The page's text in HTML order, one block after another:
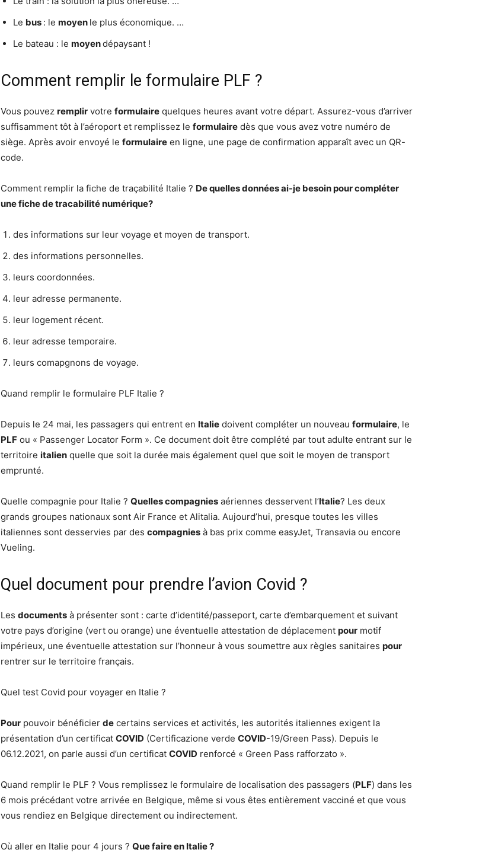
Le bus : le moyen le plus économique. …
Le bateau : le moyendépaysant !
Comment remplir le formulaire PLF ?
Vous pouvez remplir votre formulaire quelques heures avant votre départ. Assurez-vous d’arriver
suffisamment tôt à l’aéroport et remplissez le formulaire dès que vous avez votre numéro de
siège. Après avoir envoyé le formulaire en ligne, une page de confirmation apparaît avec un QR-
code.
Comment remplir la fiche de traçabilité Italie ? De quelles données ai-je besoin pour compléter
unefiche de tracabiliténumérique?
des informations sur leur voyage et moyen de transport.
des informations personnelles.
leurs coordonnées.
leur adresse permanente.
leur logement récent.
leur adresse temporaire.
leurs comapgnons de voyage.
Quand remplir le formulaire PLF Italie ?
Depuis le 24 mai, les passagers qui entrent en Italie doivent compléter un nouveau formulaire, le
PLF ou « Passenger Locator Form ». Ce document doit être complété par tout adulte entrant sur le
territoire italien quelle que soit la durée mais également quel que soit le moyen de transport
emprunté.
Quelle compagnie pour Italie ? Quelles compagnies aériennes desservent l’Italie? Les deux
grands groupes nationaux sont Air France et Alitalia. Aujourd’hui, presque toutes les villes
italiennes sont desservies par des compagnies à bas prix comme easyJet, Transavia ou encore
Vueling.
Quel document pour prendre l’avion Covid ?
Les documents à présenter sont : carte d’identité/passeport, carte d’embarquement et suivant
votre pays d’origine (vert ou orange) une éventuelle attestation de déplacement pour motif
impérieux, une éventuelle attestation sur l’honneur à vous soumettre aux règles sanitaires pour
rentrer sur le territoire français.
Quel test Covid pour voyager en Italie ?
Pour pouvoir bénéficier de certains services et activités, les autorités italiennes exigent la
présentation d’un certificat COVID (Certificazione verde COVID-19/Green Pass). Depuis le
06.12.2021, on parle aussi d’un certificat COVID renforcé « Green Pass rafforzato ».
Quand remplir le PLF ? Vous remplissez le formulaire de localisation des passagers (PLF) dans les
6 mois précédant votre arrivée en Belgique, même si vous êtes entièrement vacciné et que vous
vous rendiez en Belgique directement ou indirectement.
Où aller en Italie pour 4 jours ? Que faire en Italie?